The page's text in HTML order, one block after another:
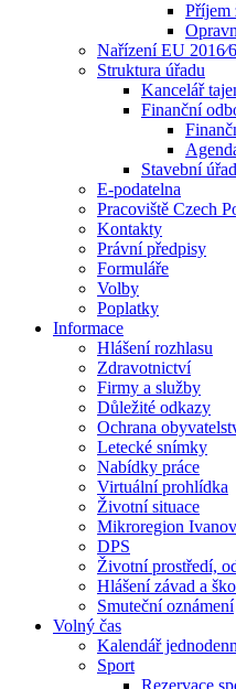
Příjem
Nařízení EU
Struktura úřadu
Kancelář
Finanční
Stavební
E-podatelna
Pracoviště Czech
Kontakty
Právní předpisy
Formuláře
Volby
Poplatky
Informace
Hlášení rozhlasu
Zdravotnictví
Firmy a služby
Důležité odkazy
Ochrana
Letecké snímky
Nabídky práce
Virtuální prohlídka
Životní situace
Mikroregion
DPS
Životní prostředí,
Hlášení závad a
Smuteční oznámení
Volný čas
Kalendář
Sport
Rezervace